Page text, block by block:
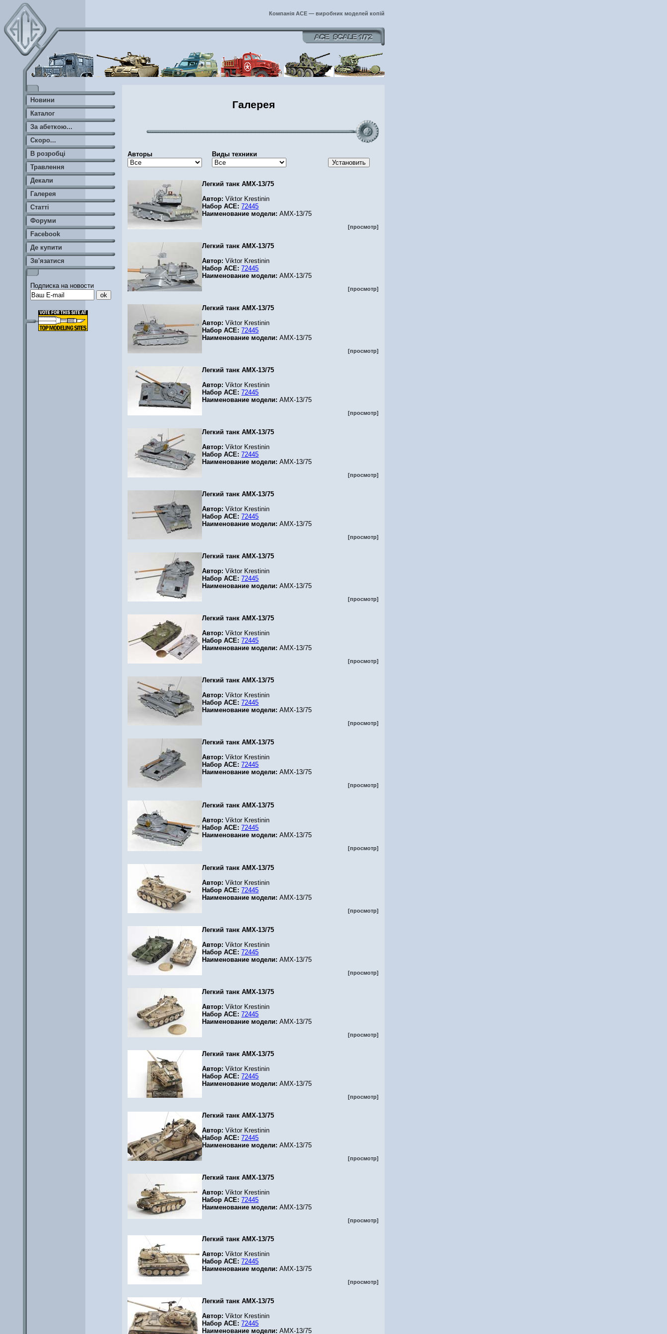
Компанія ACE — виробник моделей копій
Галерея
Авторы Виды техники
Легкий танк AMX-13/75
Автор:Viktor Krestinin
Набор ACE:72445
Наименование модели:AMX-13/75
[просмотр]
Легкий танк AMX-13/75
Автор:Viktor Krestinin
Набор ACE:72445
Наименование модели:AMX-13/75
[просмотр]
Легкий танк AMX-13/75
Автор:Viktor Krestinin
Набор ACE:72445
Наименование модели:AMX-13/75
[просмотр]
Легкий танк AMX-13/75
Автор:Viktor Krestinin
Набор ACE:72445
Наименование модели:AMX-13/75
[просмотр]
Легкий танк AMX-13/75
Автор:Viktor Krestinin
Набор ACE:72445
Наименование модели:AMX-13/75
[просмотр]
Легкий танк AMX-13/75
Автор:Viktor Krestinin
Набор ACE:72445
Наименование модели:AMX-13/75
[просмотр]
Легкий танк AMX-13/75
Автор:Viktor Krestinin
Набор ACE:72445
Наименование модели:AMX-13/75
[просмотр]
Легкий танк AMX-13/75
Автор:Viktor Krestinin
Набор ACE:72445
Наименование модели:AMX-13/75
[просмотр]
Легкий танк AMX-13/75
Автор:Viktor Krestinin
Набор ACE:72445
Наименование модели:AMX-13/75
[просмотр]
Легкий танк AMX-13/75
Автор:Viktor Krestinin
Набор ACE:72445
Наименование модели:AMX-13/75
[просмотр]
Легкий танк AMX-13/75
Автор:Viktor Krestinin
Набор ACE:72445
Наименование модели:AMX-13/75
[просмотр]
Легкий танк AMX-13/75
Автор:Viktor Krestinin
Набор ACE:72445
Наименование модели:AMX-13/75
[просмотр]
Легкий танк AMX-13/75
Автор:Viktor Krestinin
Набор ACE:72445
Наименование модели:AMX-13/75
[просмотр]
Легкий танк AMX-13/75
Автор:Viktor Krestinin
Набор ACE:72445
Наименование модели:AMX-13/75
[просмотр]
Легкий танк AMX-13/75
Автор:Viktor Krestinin
Набор ACE:72445
Наименование модели:AMX-13/75
[просмотр]
Легкий танк AMX-13/75
Автор:Viktor Krestinin
Набор ACE:72445
Наименование модели:AMX-13/75
[просмотр]
Легкий танк AMX-13/75
Автор:Viktor Krestinin
Набор ACE:72445
Наименование модели:AMX-13/75
[просмотр]
Легкий танк AMX-13/75
Автор:Viktor Krestinin
Набор ACE:72445
Наименование модели:AMX-13/75
[просмотр]
Легкий танк AMX-13/75
Автор:Viktor Krestinin
Набор ACE:72445
Наименование модели:AMX-13/75
Новини
Каталог
За абеткою...
Скоро...
В розробці
Травлення
Декали
Галерея
Статті
Форуми
Facebook
Де купити
Зв'язатися
Подписка на новости